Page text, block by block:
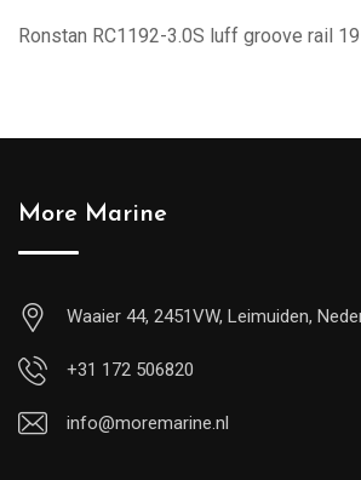
Ronstan RC1192-3.0S luff groove rail
More Marine
Waaier 44, 2451VW, Leimuiden,
+31 172 506820
info@moremarine.nl